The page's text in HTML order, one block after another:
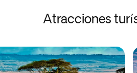
Atracciones